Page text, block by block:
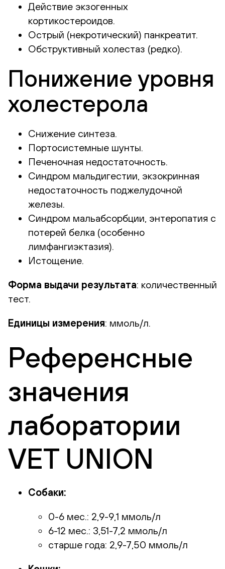
Действие экзогенных
кортикостероидов.
Острый (некротический) панкреатит.
Обструктивный холестаз (редко).
Понижение уровня
холестерола
Снижение синтеза.
Портосистемные шунты.
Печеночная недостаточность.
Синдром мальдигестии, экзокринная
недостаточность поджелудочной
железы.
Синдром мальабсорбции, энтеропатия с
потерей белка (особенно
лимфангиэктазия).
Истощение.
Форма выдачи результата: количественный
тест.
Единицы измерения: ммоль/л.
Референсные
значения
лаборатории
VET UNION
Собаки:
0-6 мес.: 2,9-9,1 ммоль/л
6-12 мес.: 3,51-7,2 ммоль/л
старше года: 2,9-7,50 ммоль/л